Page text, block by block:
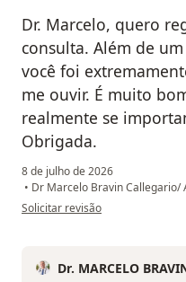
Dr. Marcelo, quero
consulta. Além de
você foi
me ouvir. É muito
realmente se
Obrigada.
8 de julho de 2026
• Dr Marcelo Bravin
na opinião do utilizador A F A
Solicitar revisão
Dr. MARCELO